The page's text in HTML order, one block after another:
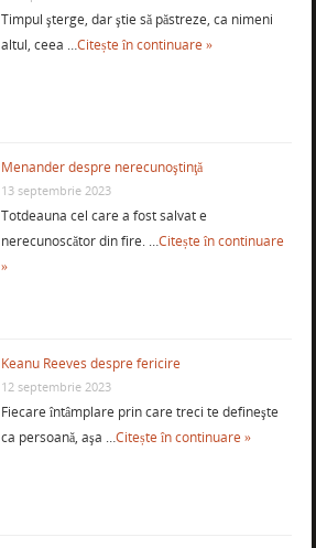
Timpul şterge, dar ştie să păstreze, ca nimeni
altul, ceea …Citește în continuare »
Menander despre nerecunoştinţă
13 septembrie 2023
Totdeauna cel care a fost salvat e
nerecunoscător din fire. …Citește în continuare
»
Keanu Reeves despre fericire
12 septembrie 2023
Fiecare întâmplare prin care treci te defineşte
ca persoană, aşa …Citește în continuare »